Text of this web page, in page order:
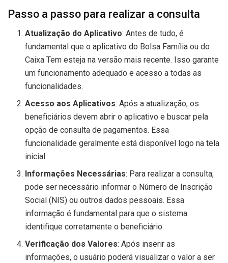
Passo a passo para realizar a consulta
Atualização do Aplicativo: Antes de tudo, é
fundamental que o aplicativo do Bolsa Família ou do
Caixa Tem esteja na versão mais recente. Isso garante
um funcionamento adequado e acesso a todas as
funcionalidades.
Acesso aos Aplicativos: Após a atualização, os
beneficiários devem abrir o aplicativo e buscar pela
opção de consulta de pagamentos. Essa
funcionalidade geralmente está disponível logo na tela
inicial.
Informações Necessárias: Para realizar a consulta,
pode ser necessário informar o Número de Inscrição
Social (NIS) ou outros dados pessoais. Essa
informação é fundamental para que o sistema
identifique corretamente o beneficiário.
Verificação dos Valores: Após inserir as
informações, o usuário poderá visualizar o valor a ser